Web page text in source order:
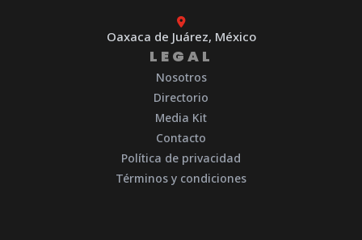
Oaxaca de Juárez, México
LEGAL
Nosotros
Directorio
Media Kit
Contacto
Política de privacidad
Términos y condiciones